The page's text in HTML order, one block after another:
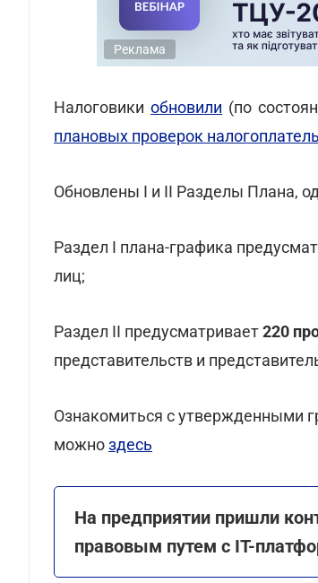
Реклама
Налоговикиобновили (по
плановых проверок
Обновлены I и ІІ Разделы Плана,
Раздел I плана-графика
лиц;
Раздел ІІ предусматривает220
представительств и
Ознакомиться с утвержденными
можноздесь
На предприятии пришли
правовым путем с ІТ-